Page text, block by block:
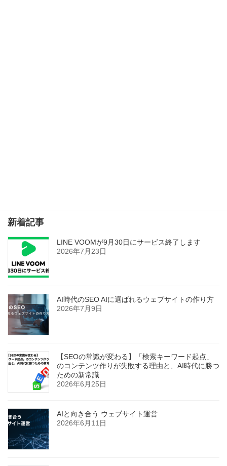
新着記事
LINE VOOMが9月30日にサービス終了します
2026年7月23日
AI時代のSEO AIに選ばれるウェブサイトの作り方
2026年7月9日
【SEOの常識が変わる】「検索キーワード起点」
のコンテンツ作りが失敗する理由と、AI時代に勝つ
ための新常識
2026年6月25日
AIと向き合う ウェブサイト運営
2026年6月11日